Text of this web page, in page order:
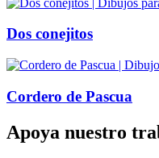
Dos conejitos
Cordero de Pascua
Apoya nuestro